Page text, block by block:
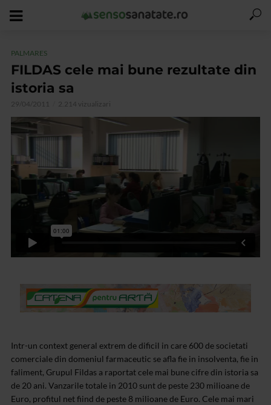
PALMARES
FILDAS cele mai bune rezultate din
istoria sa
29/04/2011 2.214 vizualizari
Intr-un context general extrem de dificil in care 600 de societati
comerciale din domeniul farmaceutic se afla fie in insolventa, fie in
faliment, Grupul Fildas a raportat cele mai bune cifre din istoria sa
de 20 ani. Vanzarile totale in 2010 sunt de peste 230 milioane de
Euro, profitul net fiind de peste 8 milioane de Euro. Cele mai mari